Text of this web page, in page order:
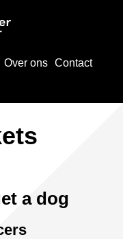
Over ons Contact
a dog